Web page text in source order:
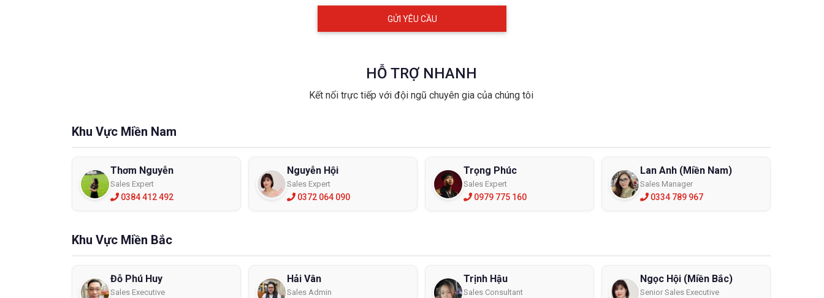
HỖ TRỢ NHANH
Kết nối trực tiếp với đội ngũ chuyên gia của chúng tôi
Khu Vực Miền Nam
Thơm Nguyễn
Sales Expert
0384 412 492
Nguyễn Hội
Sales Expert
0372 064 090
Trọng Phúc
Sales Expert
0979 775 160
Lan Anh (Miền Nam)
Sales Manager
0334 789 967
Khu Vực Miền Bắc
Đỗ Phú Huy
Sales Executive
Hải Vân
Sales Admin
Trịnh Hậu
Sales Consultant
Ngọc Hội (Miền Bắc)
Senior Sales Executive